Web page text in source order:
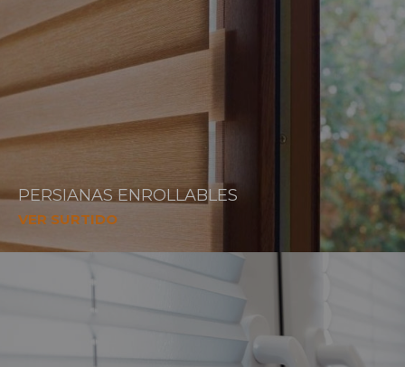
PERSIANAS ENROLLABLES
VER SURTIDO